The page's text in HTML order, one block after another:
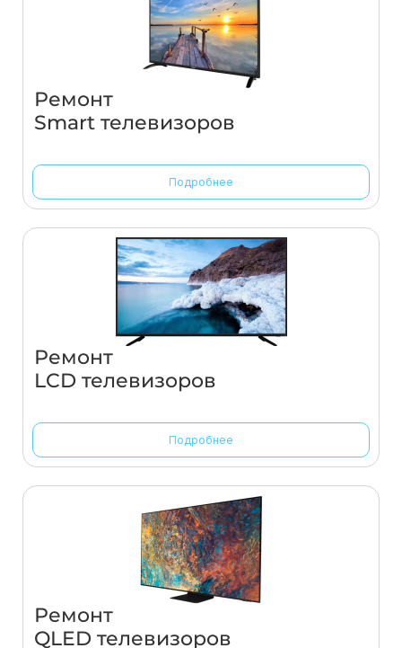
Ремонт
Smart телевизоров
Подробнее
Ремонт
LCD телевизоров
Подробнее
Ремонт
QLED телевизоров